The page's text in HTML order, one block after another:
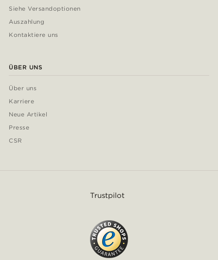
Siehe Versandoptionen
Auszahlung
Kontaktiere uns
ÜBER UNS
Über uns
Karriere
Neue Artikel
Presse
CSR
Trustpilot